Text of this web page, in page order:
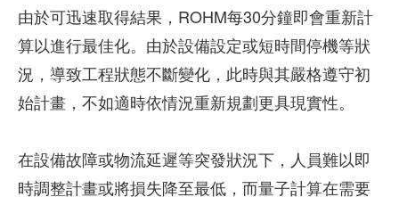
由於可迅速取得結果，ROHM每30分鐘即會重新計
算以進行最佳化。由於設備設定或短時間停機等狀
況，導致工程狀態不斷變化，此時與其嚴格遵守初
始計畫，不如適時依情況重新規劃更具現實性。
在設備故障或物流延遲等突發狀況下，人員難以即
時調整計畫或將損失降至最低，而量子計算在需要